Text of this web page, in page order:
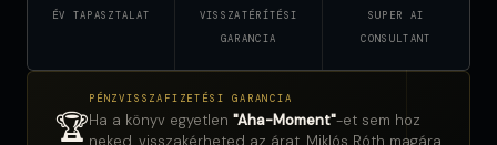
ÉV TAPASZTALAT
VISSZATÉRÍTÉSI
GARANCIA
SUPER AI
CONSULTANT
🏆
PÉNZVISSZAFIZETÉSI GARANCIA
Ha a könyv egyetlen "Aha-Moment"-et sem hoz
neked, visszakérheted az árat. Miklós Róth magára